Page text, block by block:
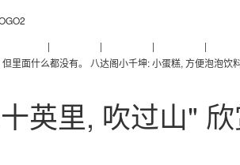
| | | |
里面什么都没有。 八达阁小千坤: 小蛋糕, 方便泡泡饮
英里, 吹过山"